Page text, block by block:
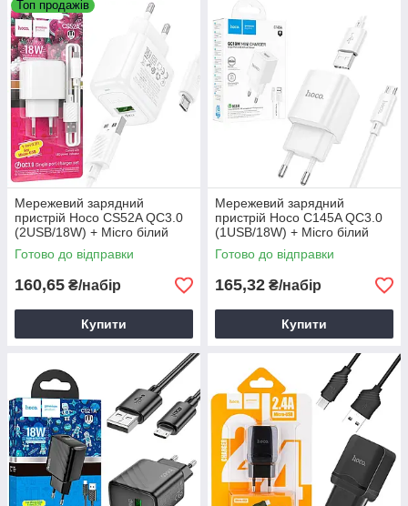
Топ продажів
Мережевий зарядний
пристрій Hoco CS52A QC3.0
(2USB/18W) + Micro білий
Готово до відправки
160,65 ₴/набір
Купити
Мережевий зарядний
пристрій Hoco C145A QC3.0
(1USB/18W) + Micro білий
Готово до відправки
165,32 ₴/набір
Купити